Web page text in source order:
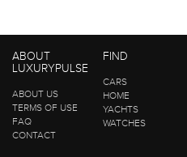
ABOUT
LUXURYPULSE
ABOUT US
TERMS OF USE
FAQ
CONTACT
FIND
CARS
HOME
YACHTS
WATCHES